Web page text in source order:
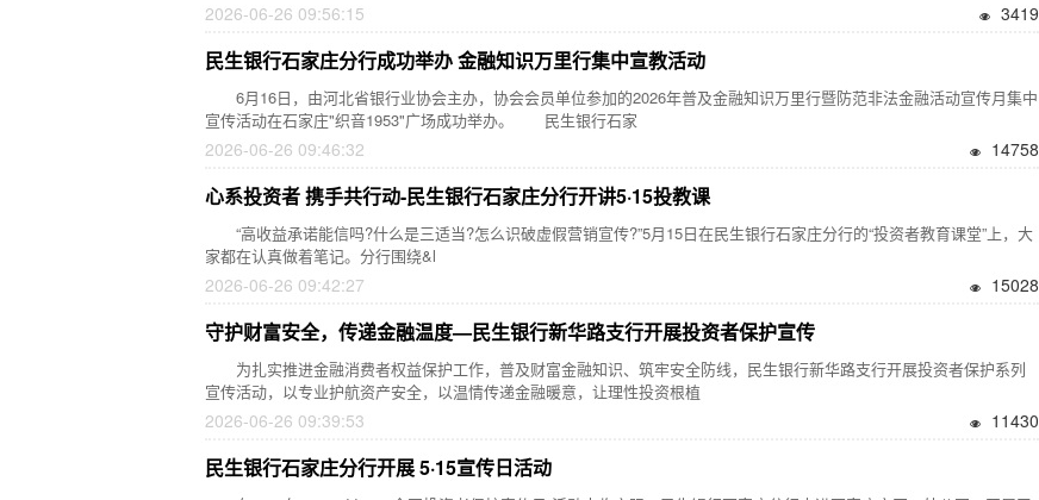
2026-06-26 09:56:15 3419
民生银行石家庄分行成功举办 金融知识万里行集中宣教活动
6月16日，由河北省银行业协会主办，协会会员单位参加的2026年普及金融知识万里行暨防范非法金融活动宣传月集中
宣传活动在石家庄"织音1953"广场成功举办。 民生银行石家
2026-06-26 09:46:32 14758
心系投资者 携手共行动-民生银行石家庄分行开讲5·15投教课
“高收益承诺能信吗?什么是三适当?怎么识破虚假营销宣传?”5月15日在民生银行石家庄分行的“投资者教育课堂”上，大
家都在认真做着笔记。分行围绕&l
2026-06-26 09:42:27 15028
守护财富安全，传递金融温度—民生银行新华路支行开展投资者保护宣传
为扎实推进金融消费者权益保护工作，普及财富金融知识、筑牢安全防线，民生银行新华路支行开展投资者保护系列
宣传活动，以专业护航资产安全，以温情传递金融暖意，让理性投资根植
2026-06-26 09:39:53 11430
民生银行石家庄分行开展 5·15宣传日活动